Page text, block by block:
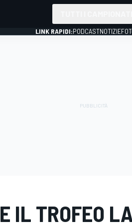
LINK RAPIDI:PODCASTNOTIZIE
IL TROFEO